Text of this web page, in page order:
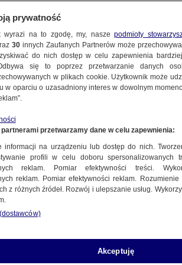
artykułu
AI
prywatność
wyrazi na to zgodę, my, naszepodmioty
30 innych Zaufanych Partnerów może
do nich dostęp w celu zapewnienia
się to poprzez przetwarzanie danych
w plikach cookie. Użytkownik może
w oparciu o uzasadniony interes w dowolnym
przetwarzamy dane w celu zapewnienia:
informacji na urządzeniu lub dostęp do nich.
profili w celu doboru spersonalizowanych
reklam. Pomiar efektywności treści.
reklam. Pomiar efektywności reklam.
z różnych źródeł. Rozwój i ulepszanie usług.
Akceptuję